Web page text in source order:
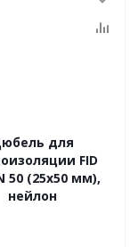
для
FID
50 (25x50 мм),
нейлон